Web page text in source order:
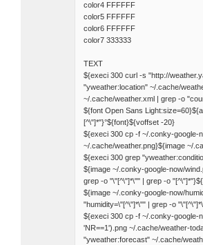
color4 FFFFFF
color5 FFFFFF
color6 FFFFFF
color7 333333
TEXT
${execi 300 curl -s "http://
"yweather:location" ~/.cache/
~/.cache/weather.xml | grep -o
${font Open Sans
[^\"]*"}°${font}${voffset -20}
${execi 300 cp -f ~/.conky-google-
~/.cache/weather.png}${image ~/
${execi 300 grep
${image ~/.conky-google-now/
grep -o "\"[^\"]*\"" | grep -o
${image ~/.conky-google-now/
"humidity=\"[^\"]*\"" | grep -o
${execi 300 cp -f ~/.conky-google-
'NR==1').png ~/.cache/weather-
"yweather:forecast" ~/.cache/